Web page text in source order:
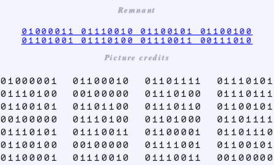
Remnant
01000011 01110010 01100101 01100100
01101001 01110100 01110011 00111010
Picture credits
01000001 01100010 01101111 01110101
01110100 00100000 01110100 01110111
01100101 01101100 01110110 01100101
00100000 01110100 01101000 01101111
01110101 01110011 01100001 01101110
01100100 00100000 01111001 01100101
01100001 01110010 01110011 00100000